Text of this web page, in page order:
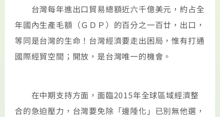
台灣每年進出口貿易總額近六千億美元，約占全
年國內生產毛額（ＧＤＰ）的百分之一百廿，出口，
等同是台灣的生命！台灣經濟要走出困局，惟有打通
國際經貿空間；開放，是台灣唯一的機會。
在中期支持方面，面臨2015年全球區域經濟整
合的急迫壓力，台灣要免除「邊陲化」已別無他選，